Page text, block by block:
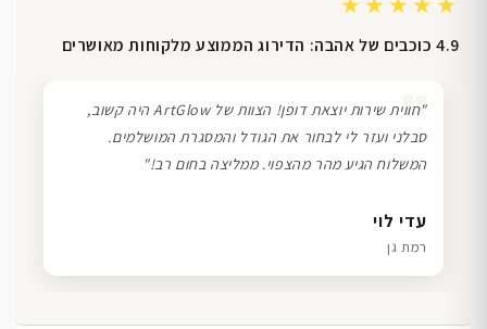
4.9 כוכבים של אהבה: הדירוג הממוצע מלקוחות מאושרים
שרון כהן
תל אביב
❞
"חווית שירות יוצאת דופן! הצוות של ArtGlow היה קשוב,
סבלני ועזר לי לבחור את הגודל והמסגרת המושלמים.
המשלוח הגיע מהר מהצפוי. ממליצה בחום רב!"
עדי לוי
רמת גן
דנה גל
חיפה
ליאת ויוסי מ.
הוד השרון